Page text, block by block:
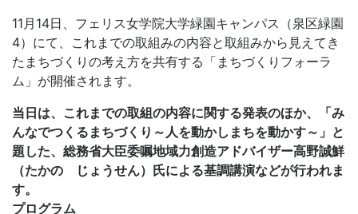
11月14日、 フェリス女学院大学緑園キャンパス（泉区緑園
4）にて、 これまでの取組みの内容と取組みから見えてき
たまちづくりの考え方を共有する「まちづくりフォーラ
ム」が開催されます。
当日は、これまでの取組の内容に関する発表のほか、「み
んなでつくるまちづくり～人を動かしまちを動かす～」と
題した、総務省大臣委嘱地域力創造アドバイザー高野誠鮮
（たかの じょうせん）氏による基調講演などが行われま
す。
プログラム